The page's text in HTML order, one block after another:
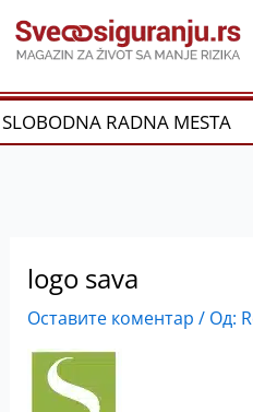
на
садржај
RADNA MESTA
logo sava
Оставите коментар / Од: